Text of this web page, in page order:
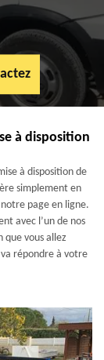
à disposition
à disposition de
simplement en
page en ligne.
avec l’un de nos
que vous allez
va répondre à votre